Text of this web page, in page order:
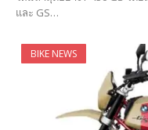
และ GS…
BIKE NEWS